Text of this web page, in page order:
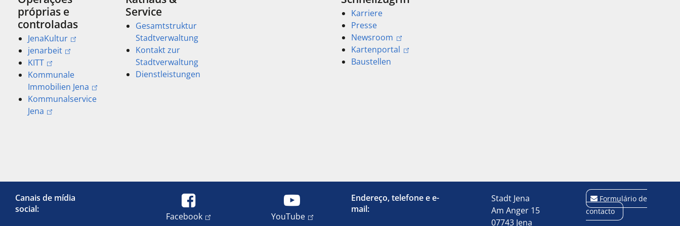
próprias e
controladas
JenaKultur
jenarbeit
KITT
Kommunale
Immobilien Jena
Kommunalservice
Jena
Service
Gesamtstruktur
Stadtverwaltung
Kontakt zur
Stadtverwaltung
Dienstleistungen
Karriere
Presse
Newsroom
Kartenportal
Baustellen
Canais de mídia
social:
Facebook YouTube
Endereço, telefone e e-
mail:
Stadt Jena
Am Anger 15
07743 Jena
Formulário de
contacto